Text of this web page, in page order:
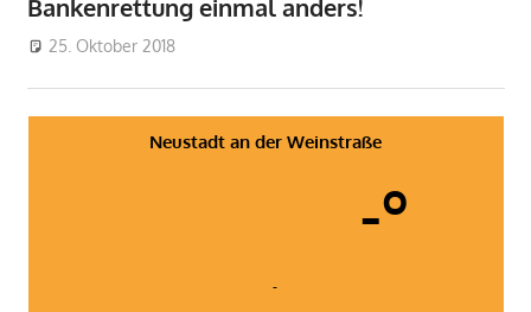
Bankenrettung einmal anders!
25. Oktober 2018
Neustadt an der Weinstraße
-º
-